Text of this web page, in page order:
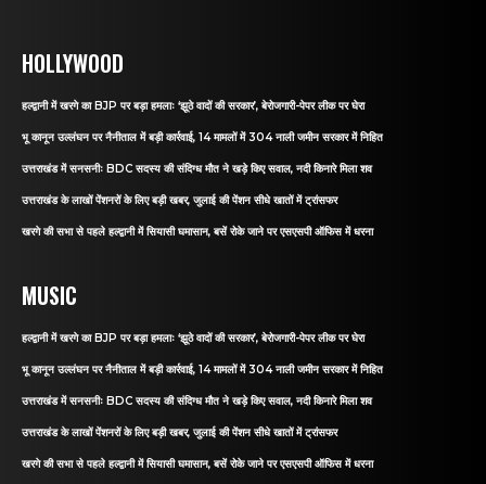
HOLLYWOOD
हल्द्वानी में खरगे का BJP पर बड़ा हमलाः ‘झूठे वादों की सरकार’, बेरोजगारी-पेपर लीक पर घेरा
भू कानून उल्लंघन पर नैनीताल में बड़ी कार्रवाई, 14 मामलों में 304 नाली जमीन सरकार में निहित
उत्तराखंड में सनसनीः BDC सदस्य की संदिग्ध मौत ने खड़े किए सवाल, नदी किनारे मिला शव
उत्तराखंड के लाखों पेंशनरों के लिए बड़ी खबर, जुलाई की पेंशन सीधे खातों में ट्रांसफर
खरगे की सभा से पहले हल्द्वानी में सियासी घमासान, बसें रोके जाने पर एसएसपी ऑफिस में धरना
MUSIC
हल्द्वानी में खरगे का BJP पर बड़ा हमलाः ‘झूठे वादों की सरकार’, बेरोजगारी-पेपर लीक पर घेरा
भू कानून उल्लंघन पर नैनीताल में बड़ी कार्रवाई, 14 मामलों में 304 नाली जमीन सरकार में निहित
उत्तराखंड में सनसनीः BDC सदस्य की संदिग्ध मौत ने खड़े किए सवाल, नदी किनारे मिला शव
उत्तराखंड के लाखों पेंशनरों के लिए बड़ी खबर, जुलाई की पेंशन सीधे खातों में ट्रांसफर
खरगे की सभा से पहले हल्द्वानी में सियासी घमासान, बसें रोके जाने पर एसएसपी ऑफिस में धरना